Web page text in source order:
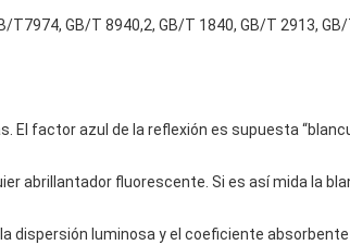
T7974, GB/T 8940,2, GB/T 1840, GB/T 2913,
factor azul de la reflexión es supuesta
abrillantador fluorescente. Si es así mida la
dispersión luminosa y el coeficiente absorbente